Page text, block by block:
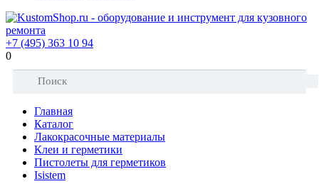
+7 (495) 363 10 94
0
Главная
Каталог
Лакокрасочные материалы
Клеи и герметики
Пистолеты для герметиков
Isistem